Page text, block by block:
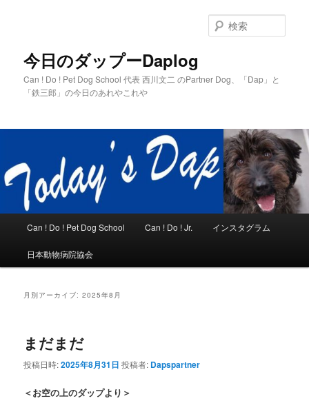
今日のダップーDaplog
Can ! Do ! Pet Dog School 代表 西川文二 のPartner Dog、「Dap」と
「鉄三郎」の今日のあれやこれや
索
メ
Can ! Do ! Pet Dog School Can ! Do ! Jr. インスタグラム
日本動物病院協会
月別アーカイブ:2025年8月
まだまだ
投稿日時:2025年8月31日 投稿者: Dapspartner
＜お空の上のダップより＞